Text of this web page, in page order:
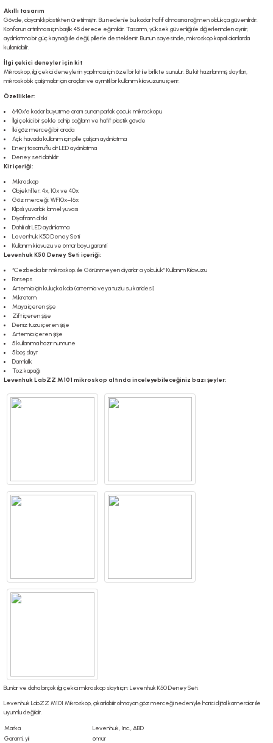
Akıllı tasarım
Gövde, dayanıklı plastikten üretilmiştir. Bu nedenle bu kadar hafif olmasına rağmen oldukça güvenilirdir.
Konforun artırılması için başlık 45 derece eğimlidir. Tasarım, yüksek güvenliği ile diğerlerinden ayrılır;
aydınlatma bir güç kaynağı ile değil, pillerle desteklenir. Bunun sayesinde, mikroskop kapalı alanlarda
kullanılabilir.
İlgi çekici deneyler için kit
Mikroskop, ilgi çekici deneylerin yapılması için özel bir kit ile birlikte sunulur. Bu kit hazırlanmış slaytları,
mikroskobik çalışmalar için araçları ve ayrıntılı bir kullanım kılavuzunu içerir.
Özellikler:
640x'e kadar büyütme oranı sunan parlak çocuk mikroskopu
İlgi çekici bir şekle sahip sağlam ve hafif plastik gövde
İki göz merceği bir arada
Açık havada kullanım için pille çalışan aydınlatma
Enerji tasarruflu alt LED aydınlatma
Deney seti dahildir
Kit içeriği:
Mikroskop
Objektifler: 4x, 10x ve 40x
Göz merceği: WF10x–16x
Klipsli yuvarlak lamel yuvası
Diyafram diski
Dahili alt LED aydınlatma
Levenhuk K50 Deney Seti
Kullanım kılavuzu ve ömür boyu garanti
Levenhuk K50 Deney Seti içeriği:
“Cezbedici bir mikroskop. ile Görünmeyen diyarlar a yolculuk” Kullanım Kılavuzu
Forseps
Artemia için kuluçka kabı (artemia veya tuzlu su karidesi)
Mikrotom
Maya içeren şişe
Zift içeren şişe
Deniz tuzu içeren şişe
Artemia içeren şişe
5 kullanıma hazır numune
5 boş slayt
Damlalık
Toz kapağı
Levenhuk LabZZ M101 mikroskop altında inceleyebileceğiniz bazı şeyler:
Bunlar ve daha birçok ilgi çekici mikroskop slaytı için: Levenhuk K50 Deney Seti.
Levenhuk LabZZ M101 Mikroskop, çıkarılabilir olmayan göz merceği nedeniyle harici dijital kameralar ile
uyumlu değildir.
Marka
Levenhuk, Inc., ABD
Garanti, yıl
ömür